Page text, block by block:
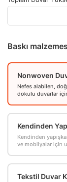
Baskı
Nonwoven
Nefes alabilen,
dokulu duvarlar
Kendinden
Kendinden
ve mobilyalar için
Tekstil Duvar